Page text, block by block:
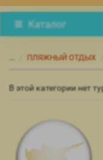
Каталог
ПЛЯЖНЫЙ ОТДЫХ
В этой категории нет